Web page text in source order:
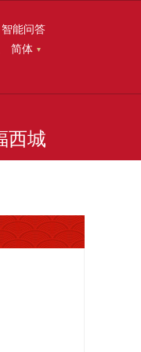
智能问答
简体
西城